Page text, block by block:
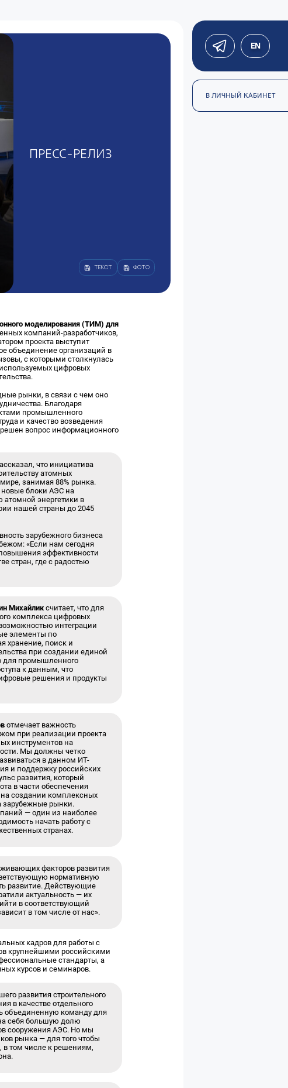
EN
В ЛИЧНЫЙ КАБИНЕТ
ПРЕСС-РЕЛИЗ
ТЕКСТ ФОТО
моделирования (ТИМ) для
компаний-разработчиков,
проекта выступит
объединение организаций в
с которыми столкнулась
цифровых
рынки, в связи с чем оно
Благодаря
промышленного
и качество возведения
решен вопрос информационного
что инициатива
атомных
занимая 88% рынка.
новые блоки АЭС на
энергетики в
нашей страны до 2045
зарубежного бизнеса
«Если нам сегодня
эффективности
стран, где с радостью
Михайликсчитает, что для
комплекса цифровых
интеграции
элементы по
хранение, поиск и
при создании единой
для промышленного
к данным, что
решения и продукты
отмечает важность
при реализации проекта
инструментов на
Мы должны четко
в данном ИТ-
и поддержку российских
развития, который
в части обеспечения
на создании комплексных
зарубежные рынки.
— один из наиболее
начать работу с
странах.
факторов развития
нормативную
развитие. Действующие
актуальность — их
в соответствующий
в том числе от нас».
кадров для работы с
крупнейшими российскими
стандарты, а
курсов и семинаров.
развития строительного
в качестве отдельного
объединенную команду для
себя большую долю
сооружения АЭС. Но мы
рынка — для того чтобы
в том числе к решениям,